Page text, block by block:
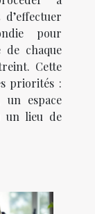
pour
chaque
Cette
priorités :
un espace
un lieu de